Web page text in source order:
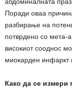
Поради оваа
разбирање на
потврдено со мета-
високиот сооднос
миокарден инфаркт
Како да се измери